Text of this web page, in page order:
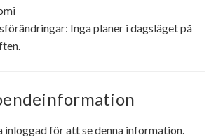
Inga planer i dagsläget på
inloggad för att se denna information.